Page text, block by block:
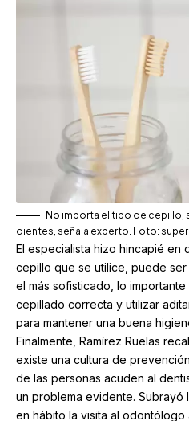
No importa el tipo de cepillo,
dientes, señala experto. Foto:
El especialista hizo hincapié en
cepillo que se utilice, puede
el más sofisticado, lo
cepillado correcta y utilizar
para mantener una buena
Finalmente, Ramírez Ruelas
existe una cultura de
de las personas acuden al
un problema evidente. Subrayó
en hábito la visita al odontólogo